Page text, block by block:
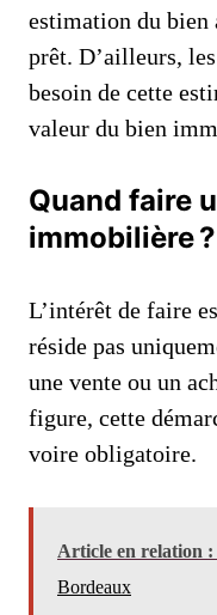
estimation du bien
prêt. D’ailleurs,
besoin de cette
valeur du bien
Quand faire
immobilière ?
L’intérêt de faire
réside pas
une vente ou un
figure, cette
voire obligatoire.
Article en relation :
Bordeaux